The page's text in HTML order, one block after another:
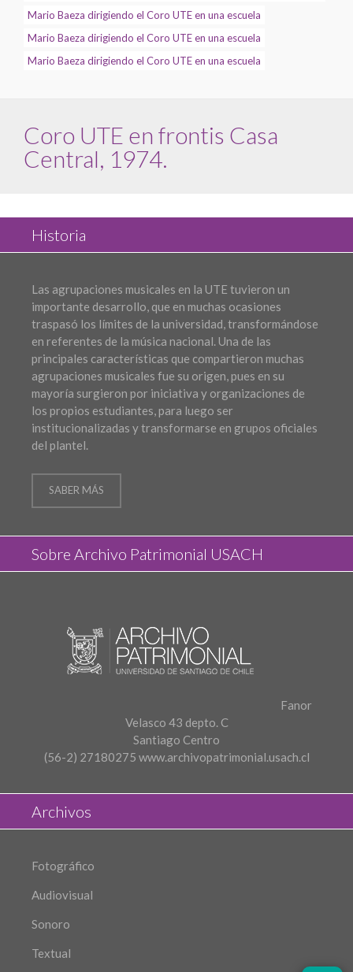
Mario Baeza dirigiendo el Coro UTE en una escuela
Mario Baeza dirigiendo el Coro UTE en una escuela
Mario Baeza dirigiendo el Coro UTE en una escuela
Coro UTE en frontis Casa
Central, 1974.
Historia
Las agrupaciones musicales en la UTE tuvieron un
importante desarrollo, que en muchas ocasiones
traspasó los límites de la universidad, transformándose
en referentes de la música nacional. Una de las
principales características que compartieron muchas
agrupaciones musicales fue su origen, pues en su
mayoría surgieron por iniciativa y organizaciones de
los propios estudiantes, para luego ser
institucionalizadas y transformarse en grupos oficiales
del plantel.
SABER MÁS
Sobre Archivo Patrimonial USACH
Fanor
Velasco 43 depto. C
Santiago Centro
(56-2) 27180275 www.archivopatrimonial.usach.cl
Archivos
Fotográfico
Audiovisual
Sonoro
Textual